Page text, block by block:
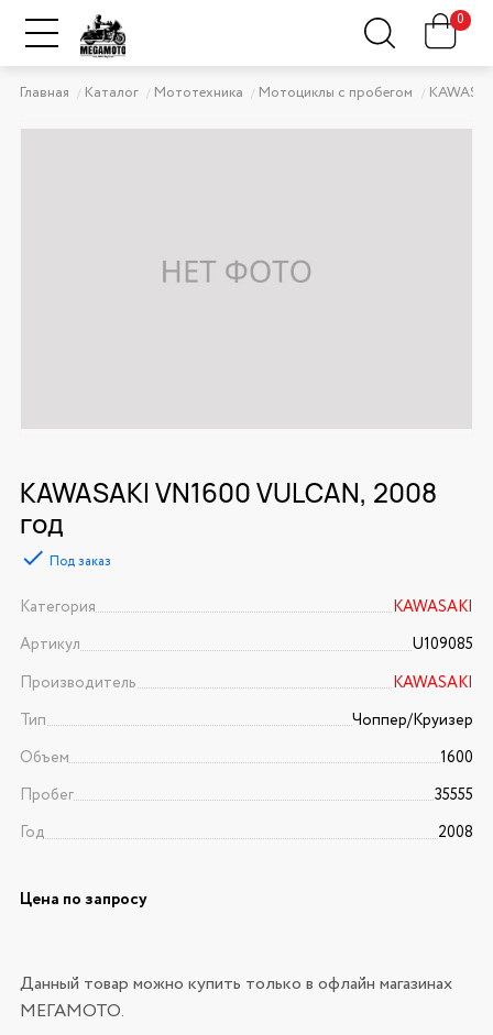
0
Главная Каталог Мототехника Мотоциклы с пробегом
KAWASAKI VN1600 VULCAN, 2008
год
Под заказ
Категория
KAWASAKI
Артикул
U109085
Производитель
KAWASAKI
Тип
Чоппер/Круизер
Объем
1600
Пробег
35555
Год
2008
Цена по запросу
Данный товар можно купить только в офлайн магазинах
МЕГАМОТО.